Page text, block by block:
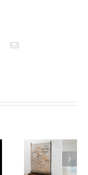
PinterestEmail